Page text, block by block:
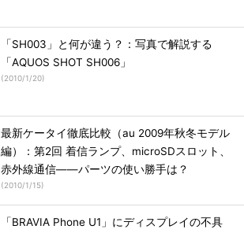
「SH003」と何が違う？：写真で解説する
「AQUOS SHOT SH006」
(2010/1/20)
最新ケータイ徹底比較（au 2009年秋冬モデル
編）：第2回 着信ランプ、microSDスロット、
赤外線通信――パーツの使い勝手は？
(2010/1/15)
「BRAVIA Phone U1」にディスプレイの不具